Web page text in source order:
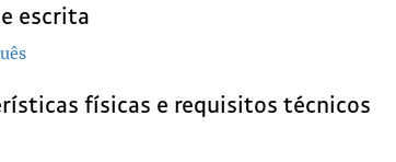
escrita
físicas e requisitos técnicos